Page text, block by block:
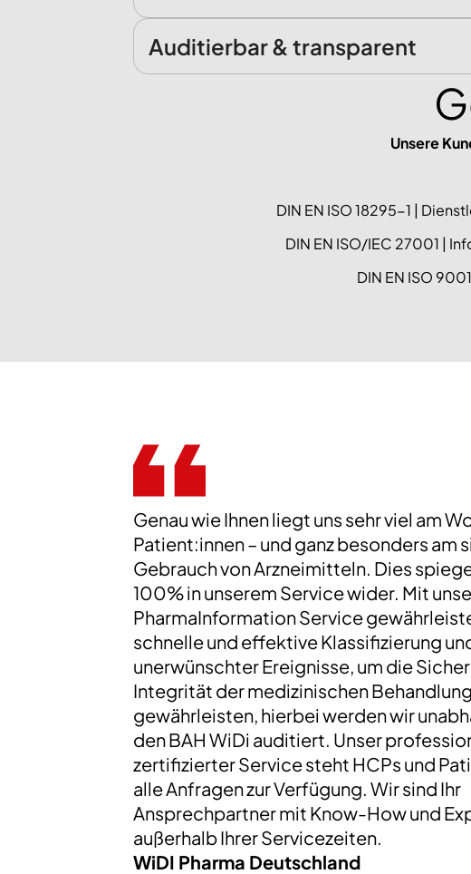
Auditierbar & transparent
Unsere
DIN EN ISO 18295-1 |
DIN EN ISO/IEC 27001 |
DIN EN ISO
Genau wie Ihnen liegt uns sehr viel am
Patient:innen – und ganz besonders am
Gebrauch von Arzneimitteln. Dies
100% in unserem Service wider. Mit
PharmaInformation Service
schnelle und effektive Klassifizierung
unerwünschter Ereignisse, um die
Integrität der medizinischen
gewährleisten, hierbei werden wir
den BAH WiDi auditiert. Unser
zertifizierter Service steht HCPs und
alle Anfragen zur Verfügung. Wir sind Ihr
Ansprechpartner mit Know-How und
außerhalb Ihrer Servicezeiten.
WiDI Pharma Deutschland